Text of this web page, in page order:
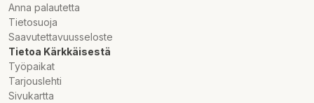
Anna palautetta
Tietosuoja
Saavutettavuusseloste
Tietoa Kärkkäisestä
Työpaikat
Tarjouslehti
Sivukartta